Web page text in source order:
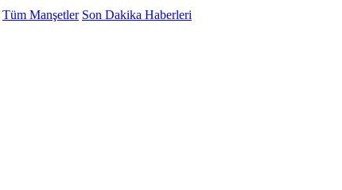
Tüm Manşetler Son Dakika Haberleri